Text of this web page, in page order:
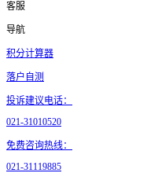
客服
导航
积分计算器
落户自测
投诉建议电话：
021-31010520
免费咨询热线：
021-31119885